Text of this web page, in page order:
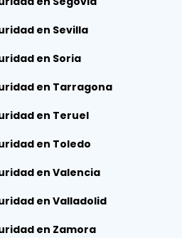
en Sevilla
en Soria
en Tarragona
en Teruel
en Toledo
en Valencia
en Valladolid
en Zamora